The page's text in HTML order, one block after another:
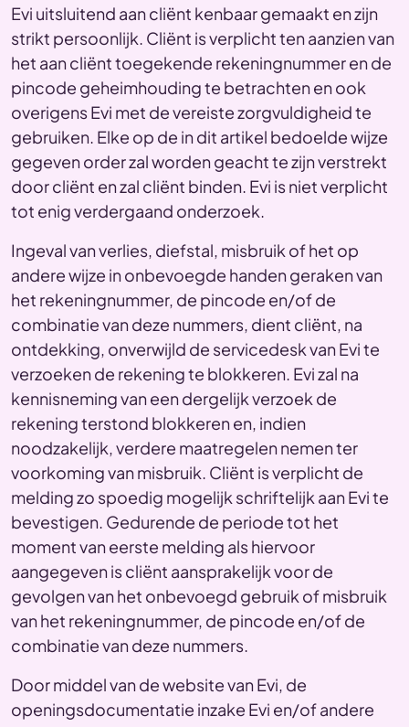
Evi uitsluitend aan cliënt kenbaar gemaakt en zijn
strikt persoonlijk. Cliënt is verplicht ten aanzien van
het aan cliënt toegekende rekeningnummer en de
pincode geheimhouding te betrachten en ook
overigens Evi met de vereiste zorgvuldigheid te
gebruiken. Elke op de in dit artikel bedoelde wijze
gegeven order zal worden geacht te zijn verstrekt
door cliënt en zal cliënt binden. Evi is niet verplicht
tot enig verdergaand onderzoek.
Ingeval van verlies, diefstal, misbruik of het op
andere wijze in onbevoegde handen geraken van
het rekeningnummer, de pincode en/of de
combinatie van deze nummers, dient cliënt, na
ontdekking, onverwijld de servicedesk van Evi te
verzoeken de rekening te blokkeren. Evi zal na
kennisneming van een dergelijk verzoek de
rekening terstond blokkeren en, indien
noodzakelijk, verdere maatregelen nemen ter
voorkoming van misbruik. Cliënt is verplicht de
melding zo spoedig mogelijk schriftelijk aan Evi te
bevestigen. Gedurende de periode tot het
moment van eerste melding als hiervoor
aangegeven is cliënt aansprakelijk voor de
gevolgen van het onbevoegd gebruik of misbruik
van het rekeningnummer, de pincode en/of de
combinatie van deze nummers.
Door middel van de website van Evi, de
openingsdocumentatie inzake Evi en/of andere